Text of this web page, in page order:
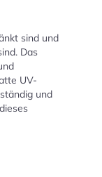
sind und
Das
UV-
und